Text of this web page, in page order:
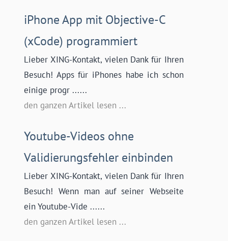
iPhone App mit Objective-C
(xCode) programmiert
Lieber XING-Kontakt, vielen Dank für Ihren
Besuch! Apps für iPhones habe ich schon
einige progr ......
den ganzen Artikel lesen ...
Youtube-Videos ohne
Validierungsfehler einbinden
Lieber XING-Kontakt, vielen Dank für Ihren
Besuch! Wenn man auf seiner Webseite
ein Youtube-Vide ......
den ganzen Artikel lesen ...